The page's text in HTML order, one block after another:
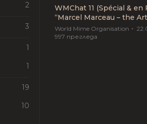
WMChat 11 (Spécial & en
“Marcel Marceau – the
Teacher, the Legend”
World Mime Organisation
997 прегледа
2
3
1
1
19
10